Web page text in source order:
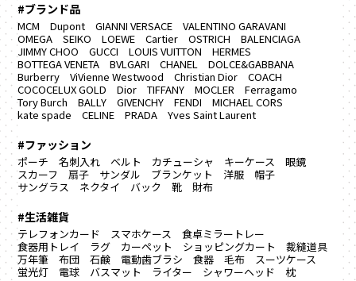
#ブランド品
MCM Dupont GIANNI VERSACE
VALENTINO GARAVANI
OMEGA
SEIKO LOEWE Cartier OSTRICH
BALENCIAGA
JIMMY CHOO
GUCCI LOUIS VUITTON
HERMES
BOTTEGA VENETA
BVLGARI CHANEL
DOLCE&GABBANA
Burberry
ViVienne Westwood Christian Dior
COACH
COCOCELUX GOLD
Dior TIFFANY MOCLER
Ferragamo
Tory Burch
BALLY GIVENCHY FENDI
MICHAEL CORS
kate spade
CELINE PRADA Yves Saint Laurent
#ファッション
ポーチ 名刺入れ ベルト カチューシャ キーケース
眼鏡
スカーフ
扇子 サンダル ブランケット 洋服
帽子
サングラス
ネクタイ バック 靴 財布
#生活雑貨
テレフォンカード スマホケース
食卓ミラートレー
食器用トレイ
ラグ カーペット ショッピングカート
裁縫道具
万年筆
布団 石鹸 電動歯ブラシ 食器 毛布
スーツケース
蛍光灯
電球 バスマット ライター シャワーヘッド 枕